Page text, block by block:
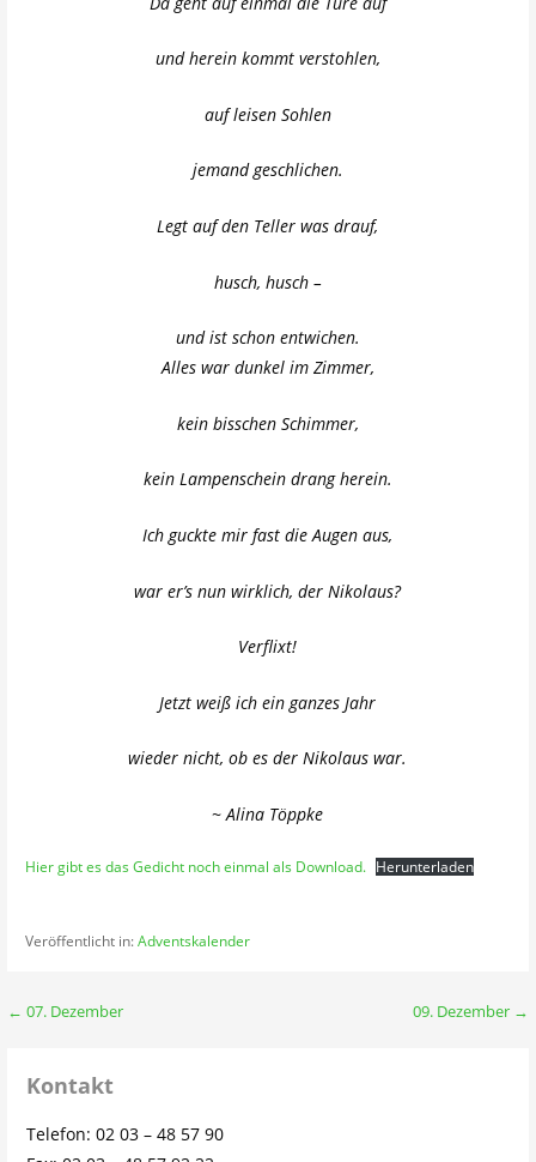
und herein kommt verstohlen,
auf leisen Sohlen
jemand geschlichen.
Legt auf den Teller was drauf,
husch, husch –
und ist schon entwichen.
Alles war dunkel im Zimmer,
kein bisschen Schimmer,
kein Lampenschein drang herein.
Ich guckte mir fast die Augen aus,
war er’s nun wirklich, der Nikolaus?
Verflixt!
Jetzt weiß ich ein ganzes Jahr
wieder nicht, ob es der Nikolaus war.
~ Alina Töppke
Hier gibt es das Gedicht noch einmal als Download. Herunterladen
Veröffentlicht in:Adventskalender
Beitragsnavigation
← 07. Dezember 09. Dezember →
Kontakt
Telefon: 02 03 – 48 57 90